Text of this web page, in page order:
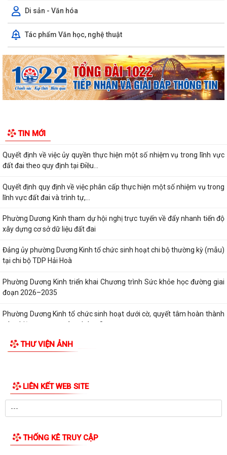
Di sản - Văn hóa
Tác phẩm Văn học, nghệ thuật
TIN MỚI
thành lập 05 công đoàn cơ sở mới
đạc, kiểm đếm phục vụ Dự án...
Ban Kinh tế - Ngân sách HĐND phường Dương Kinh khảo sát các dự án
dự kiến Kế hoạch đầu tư công năm...
Quyết định về việc công bố Danh mục thủ tục hành chính mới ban
hành, được sửa đổi, bổ sung và bị...
lĩnh vực đất đai thuộc phạm vi...
Quyết định về việc phê duyệt quy trình nội bộ giải quyết thủ tục hành
chính thuộc phạm vi chức năng...
Quyết định về việc ủy quyền thực hiện một số nhiệm vụ trong lĩnh vực
đất đai theo quy định tại Điều...
Quyết định quy định về việc phân cấp thực hiện một số nhiệm vụ trong
lĩnh vực đất đai và trình tự,...
Phường Dương Kinh tham dự hội nghị trực tuyến về đẩy nhanh tiến độ
xây dựng cơ sở dữ liệu đất đai
Đảng ủy phường Dương Kinh tổ chức sinh hoạt chi bộ thường kỳ (mẫu)
tại chi bộ TDP Hải Hoà
Phường Dương Kinh triển khai Chương trình Sức khỏe học đường giai
đoạn 2026–2035
Phường Dương Kinh tổ chức sinh hoạt dưới cờ, quyết tâm hoàn thành
bổ sung thuộc phạm vi chức...
Kế hoạch tổ chức Hội nghị tổng kết năm học 2025-2026 và triển khai
phương hướng nhiệm vụ năm học...
Phường Dương Kinh dự Phiên họp thường kỳ tháng 7/2026 của UBND